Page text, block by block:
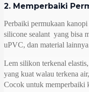
2. Memperbaiki
Perbaiki permukaan
silicone sealant yang bisa
uPVC, dan material
Lem silikon terkenal
yang kuat walau terkena
Cocok untuk memperbaiki